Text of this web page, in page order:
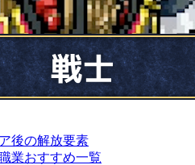
後の解放要素
業おすすめ一覧